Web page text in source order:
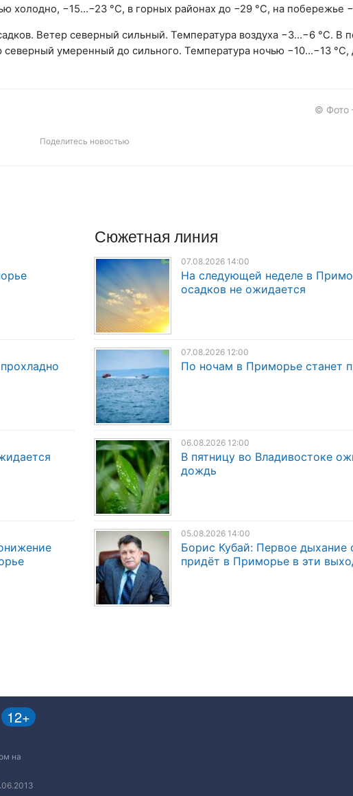
холодно, −15…−23 °С, в горных районах до −29 °С, на побережье
Ветер северный сильный. Температура воздуха −3…−6 °С. В
северный умеренный до сильного. Температура ночью −10…−13
© Фото
Поделитесь новостью
Сюжетная линия
07.08.2026 14:00
На следующей неделе в
осадков не ожидается
07.08.2026 12:00
По ночам в Приморье станет
06.08.2026 12:00
В пятницу во Владивостоке
дождь
05.08.2026 14:00
Борис Кубай: Первое дыхание
придёт в Приморье в эти
12+
на